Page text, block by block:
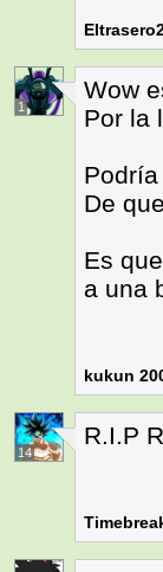
1
Wow
Por la
De
Es
a una
kukun
14
R.I.P